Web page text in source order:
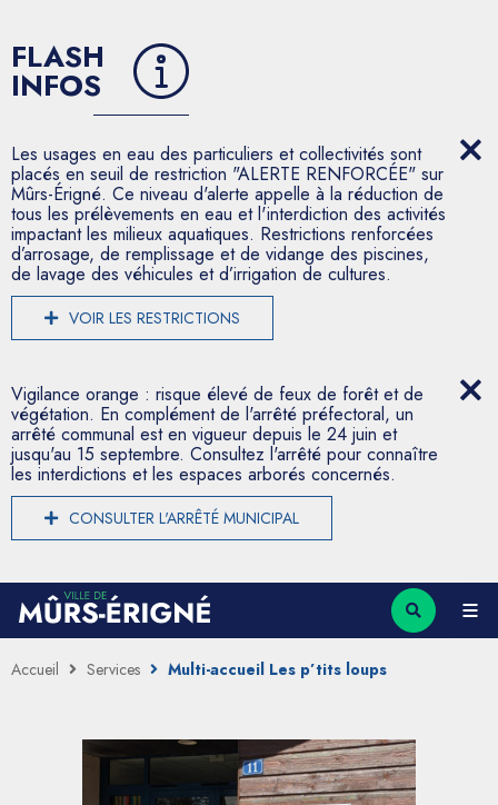
FLASH
INFOS
Les usages en eau des particuliers et collectivités sont
placés en seuil de restriction "ALERTE RENFORCÉE" sur
Mûrs-Érigné. Ce niveau d'alerte appelle à la réduction de
tous les prélèvements en eau et l'interdiction des activités
impactant les milieux aquatiques. Restrictions renforcées
d’arrosage, de remplissage et de vidange des piscines,
de lavage des véhicules et d’irrigation de cultures.
VOIR LES RESTRICTIONS
Vigilance orange : risque élevé de feux de forêt et de
végétation. En complément de l'arrêté préfectoral, un
arrêté communal est en vigueur depuis le 24 juin et
jusqu'au 15 septembre. Consultez l'arrêté pour connaître
les interdictions et les espaces arborés concernés.
CONSULTER L'ARRÊTÉ MUNICIPAL
Accueil Services Multi-accueil Les p’tits loups